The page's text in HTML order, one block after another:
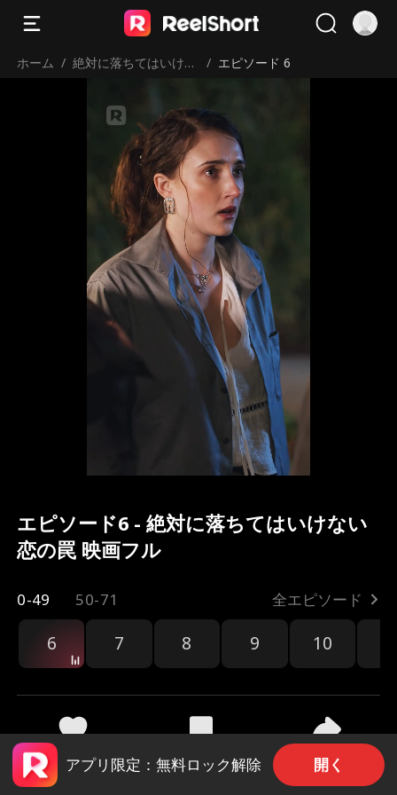
ホーム / 絶対に落ちてはいけな
/ エピソード 6
エピソード6 - 絶対に落ちてはいけない
恋の罠 映画フル
0-49 50-71 全エピソード
6 7 8 9 10
136k 99.5k 共有
アプリ限定：無料ロック解除 開く